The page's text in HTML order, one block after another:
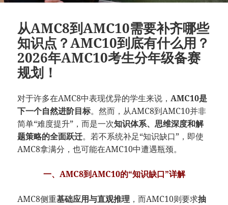
从AMC8到AMC10需要补齐哪些
知识点？AMC10到底有什么用？
2026年AMC10考生分年级备赛
规划！
对于许多在AMC8中表现优异的学生来说，AMC10是
下一个自然进阶目标。然而，从AMC8到AMC10并非
简单“难度提升”，而是一次知识体系、思维深度和解
题策略的全面跃迁。若不系统补足“知识缺口”，即使
AMC8拿满分，也可能在AMC10中遭遇瓶颈。
一、AMC8到AMC10的“知识缺口”详解
AMC8侧重基础应用与直观推理 ，而AMC10则要求抽